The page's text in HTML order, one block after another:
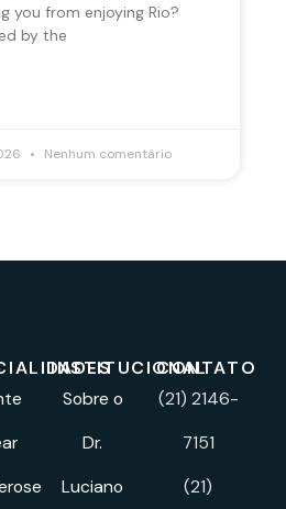
you from enjoying Rio?
by the
Nenhum comentário
INSTITUCIONAL
Sobre o
Dr.
Luciano
CONTATO
(21) 2146-
7151
(21)